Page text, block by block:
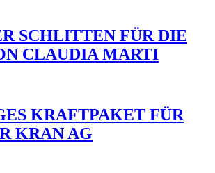
SCHLITTEN FÜR DIE
CLAUDIA MARTI
KRAFTPAKET FÜR
KRAN AG